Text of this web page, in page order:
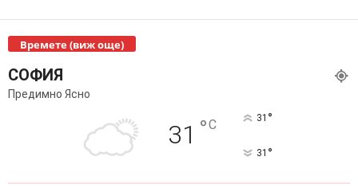
Времете (виж още)
СОФИЯ
Предимно Ясно
31 °C 31 °
31 °